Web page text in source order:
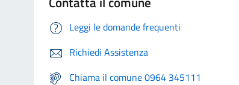
Leggi le domande frequenti
Richiedi Assistenza
Chiama il comune 0964 345111